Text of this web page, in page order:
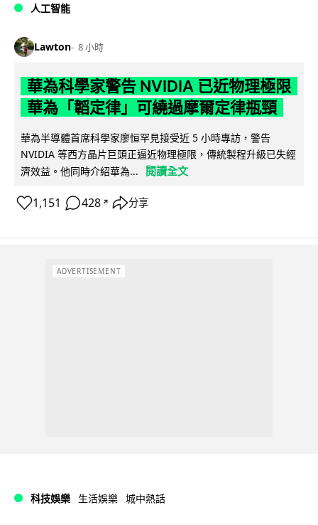
人工智能
Lawton 8 小時
華為科學家警告 NVIDIA 已近物理極限
華為「韜定律」可繞過摩爾定律瓶頸
華為半導體首席科學家廖恒罕見接受近 5 小時專訪，警告
NVIDIA 等西方晶片巨頭正逼近物理極限，傳統製程升級已失經
濟效益。他同時介紹華為...
閱讀全文
1,151 428 ↗ 分享
ADVERTISEMENT
科技娛樂 生活娛樂 城中熱話